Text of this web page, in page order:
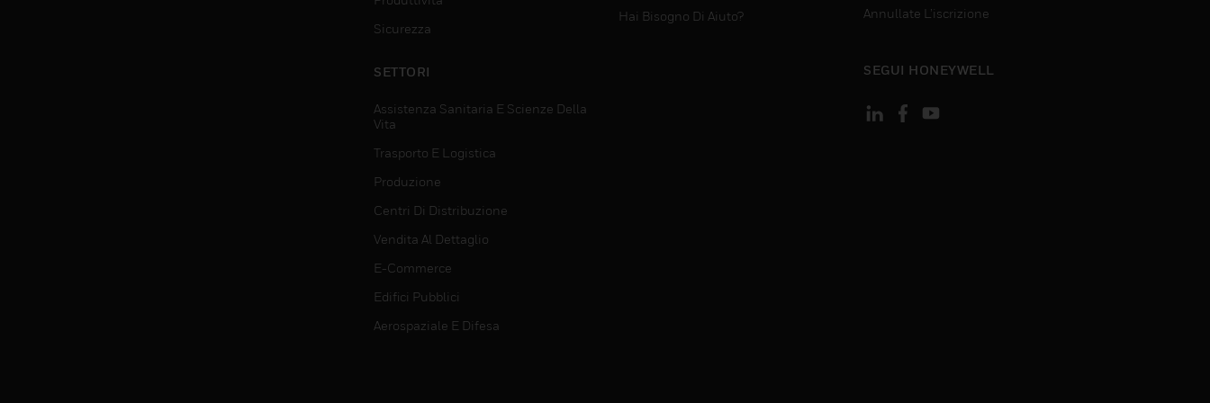
Sicurezza
SETTORI
Assistenza Sanitaria E Scienze Della
Vita
Trasporto E Logistica
Produzione
Centri Di Distribuzione
Vendita Al Dettaglio
E-Commerce
Edifici Pubblici
Aerospaziale E Difesa
Hai Bisogno Di Aiuto?
Annullate L’iscrizione
SEGUI HONEYWELL